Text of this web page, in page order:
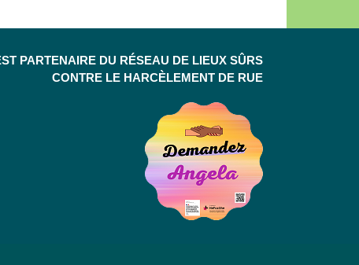
PARTENAIRE DU RÉSEAU DE LIEUX SÛRS
CONTRE LE HARCÈLEMENT DE RUE